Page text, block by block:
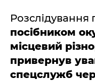
посібником
місцевий
привернув
спецслужб